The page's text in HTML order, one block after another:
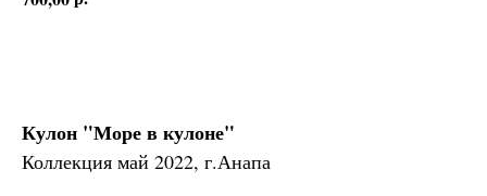
Кулон "Море в кулоне"
Коллекция май 2022, г.Анапа